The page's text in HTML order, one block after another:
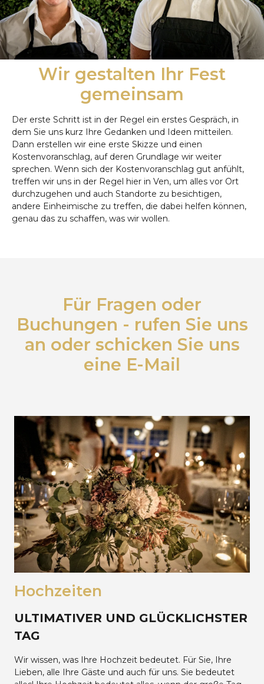
Wir gestalten Ihr Fest
gemeinsam
Der erste Schritt ist in der Regel ein erstes Gespräch, in
dem Sie uns kurz Ihre Gedanken und Ideen mitteilen.
Dann erstellen wir eine erste Skizze und einen
Kostenvoranschlag, auf deren Grundlage wir weiter
sprechen. Wenn sich der Kostenvoranschlag gut anfühlt,
treffen wir uns in der Regel hier in Ven, um alles vor Ort
durchzugehen und auch Standorte zu besichtigen,
andere Einheimische zu treffen, die dabei helfen können,
genau das zu schaffen, was wir wollen.
Für Fragen oder
Buchungen - rufen Sie uns
an oder schicken Sie uns
eine E-Mail
Hochzeiten
ULTIMATIVER UND GLÜCKLICHSTER
TAG
Wir wissen, was Ihre Hochzeit bedeutet. Für Sie, Ihre
Lieben, alle Ihre Gäste und auch für uns. Sie bedeutet